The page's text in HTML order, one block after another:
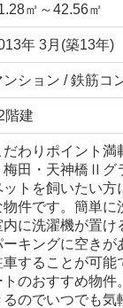
㎡～42.56㎡
年 3月(築13年)
ンション / 鉄筋コ
階建
だわりポイント満
梅田・天神橋Ⅱグ
ットを飼いたい方
物件です。簡単に
内に洗濯機が置け
ーキングに空きが
車することが可能
トのおすすめ物件
るのでいつでも気